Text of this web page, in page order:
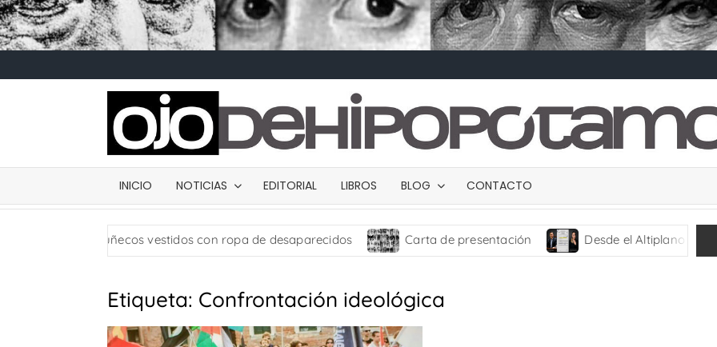
INICIO NOTICIAS EDITORIAL LIBROS BLOG CONTACTO
usan muñecos vestidos con ropa de desaparecidos Carta de presentación Desde el Altiplano
Etiqueta: Confrontación ideológica